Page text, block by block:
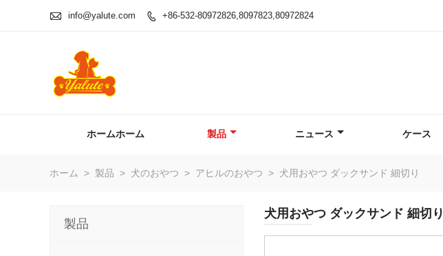
 info@yalute.com  +86-532-80972826,8097823,80972824
ホームホーム 製品 ニュース ケース
ホーム > 製品 > 犬のおやつ > アヒルのおやつ > 犬用おやつ ダックサンド 細切り
犬用おやつ ダックサンド 細切り
製品